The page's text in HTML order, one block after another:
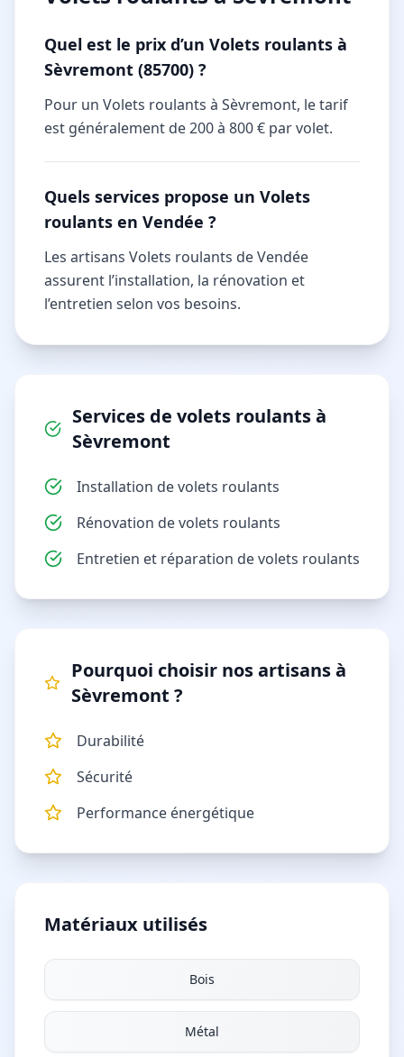
Quel est le prix d’un Volets roulants à
Sèvremont (85700) ?
Pour un Volets roulants à Sèvremont, le tarif
est généralement de 200 à 800 € par volet.
Quels services propose un Volets
roulants en Vendée ?
Les artisans Volets roulants de Vendée
assurent l’installation, la rénovation et
l’entretien selon vos besoins.
Services devolets roulantsà
Sèvremont
Installation de volets roulants
Rénovation de volets roulants
Entretien et réparation de volets roulants
Pourquoi choisir nos artisans à
Sèvremont ?
Durabilité
Sécurité
Performance énergétique
Matériaux utilisés
Bois
Métal